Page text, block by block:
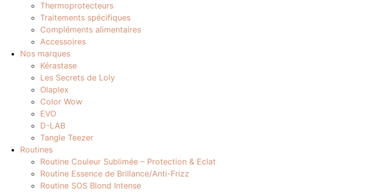
Thermoprotecteurs
Traitements spécifiques
Compléments alimentaires
Accessoires
Nos marques
Kérastase
Les Secrets de Loly
Olaplex
Color Wow
EVO
D-LAB
Tangle Teezer
Routines
Routine Couleur Sublimée – Protection & Eclat
Routine Essence de Brillance/Anti-Frizz
Routine SOS Blond Intense